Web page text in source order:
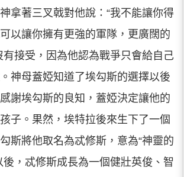
拿著三叉戟對他說：“我不能讓你得
以讓你擁有更強的軍隊，更廣闊的
有接受，因為他認為戰爭只會給自己
神母蓋婭知道了埃勾斯的選擇以後
謝埃勾斯的良知，蓋婭決定讓他的
子。果然，埃特拉後來生下了一個
斯將他取名為忒修斯，意為“神靈的
後，忒修斯成長為一個健壯英俊、智